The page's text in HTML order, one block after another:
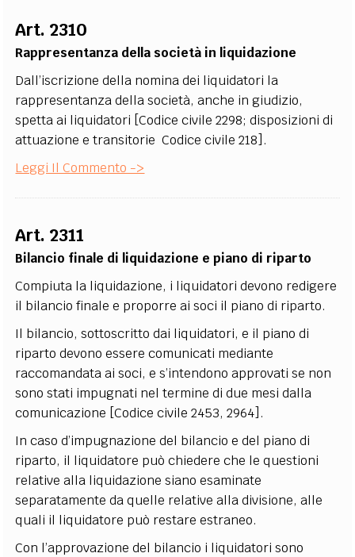
Art. 2310
Rappresentanza della società in liquidazione
Dall’iscrizione della nomina dei liquidatori la
rappresentanza della società, anche in giudizio,
spetta ai liquidatori [Codice civile 2298; disposizioni di
attuazione e transitorie Codice civile 218].
Leggi Il Commento ->
Art. 2311
Bilancio finale di liquidazione e piano di riparto
Compiuta la liquidazione, i liquidatori devono redigere
il bilancio finale e proporre ai soci il piano di riparto.
Il bilancio, sottoscritto dai liquidatori, e il piano di
riparto devono essere comunicati mediante
raccomandata ai soci, e s’intendono approvati se non
sono stati impugnati nel termine di due mesi dalla
comunicazione [Codice civile 2453, 2964].
In caso d’impugnazione del bilancio e del piano di
riparto, il liquidatore può chiedere che le questioni
relative alla liquidazione siano esaminate
separatamente da quelle relative alla divisione, alle
quali il liquidatore può restare estraneo.
Con l’approvazione del bilancio i liquidatori sono